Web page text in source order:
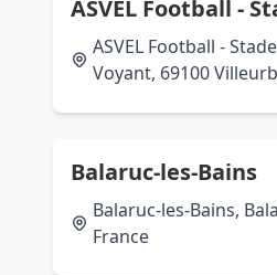
ASVEL Football -
ASVEL Football -
Voyant, 69100
Balaruc-les-Bains
Balaruc-les-Bains,
France